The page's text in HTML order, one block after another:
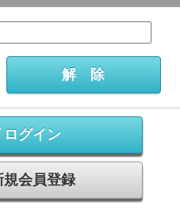
ログイン
規会員登録